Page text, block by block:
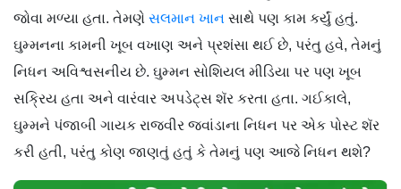
જોવા મળ્યા હતા. તેમણે સલમાન ખાન સાથે પણ કામ કર્યું હતું.
ઘુમ્મનના કામની ખૂબ વખાણ અને પ્રશંસા થઈ છે, પરંતુ હવે, તેમનું
નિધન અવિશ્વસનીય છે. ઘુમ્મન સોશિયલ મીડિયા પર પણ ખૂબ
સક્રિય હતા અને વારંવાર અપડેટ્સ શૅર કરતા હતા. ગઈકાલે,
ઘુમ્મને પંજાબી ગાયક રાજવીર જવાંડાના નિધન પર એક પોસ્ટ શૅર
કરી હતી, પરંતુ કોણ જાણતું હતું કે તેમનું પણ આજે નિધન થશે?